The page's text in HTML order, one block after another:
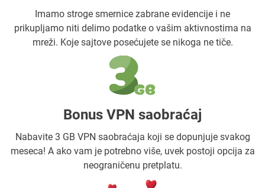
Imamo stroge smernice zabrane evidencije i ne
prikupljamo niti delimo podatke o vašim aktivnostima na
mreži. Koje sajtove posećujete se nikoga ne tiče.
Bonus VPN saobraćaj
Nabavite 3 GB VPN saobraćaja koji se dopunjuje svakog
meseca! A ako vam je potrebno više, uvek postoji opcija za
neograničenu pretplatu.